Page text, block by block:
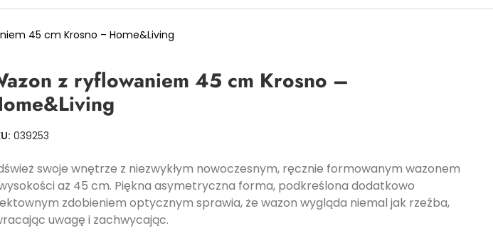
45 cm Krosno – Home&Living
z ryflowaniem 45 cm Krosno –
039253
swoje wnętrze z niezwykłym nowoczesnym, ręcznie formowanym wazonem
aż 45 cm. Piękna asymetryczna forma, podkreślona dodatkowo
zdobieniem optycznym sprawia, że wazon wygląda niemal jak rzeźba,
uwagę i zachwycając.